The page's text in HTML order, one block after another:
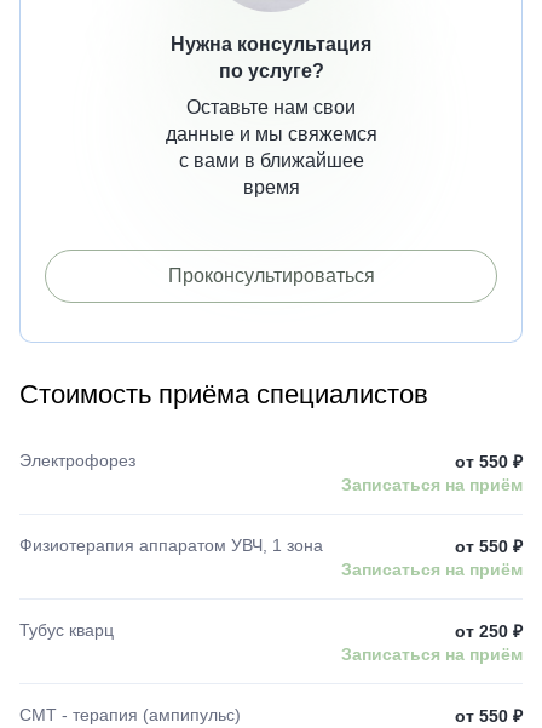
Нужна консультация
по услуге?
Оставьте нам свои
данные и мы свяжемся
с вами в ближайшее
время
Проконсультироваться
Стоимость приёма специалистов
Электрофорез
от 550 ₽
Записаться на приём
Физиотерапия аппаратом УВЧ, 1 зона
от 550 ₽
Записаться на приём
Тубус кварц
от 250 ₽
Записаться на приём
СМТ - терапия (ампипульс)
от 550 ₽